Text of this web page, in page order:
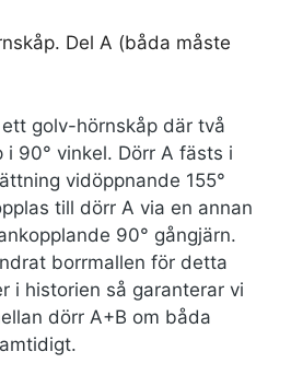
Del A (båda måste
golv-hörnskåp där två
i 90° vinkel. Dörr A fästs i
vidöppnande 155°
till dörr A via en annan
90° gångjärn.
borrmallen för detta
i historien så garanterar vi
dörr A+B om båda